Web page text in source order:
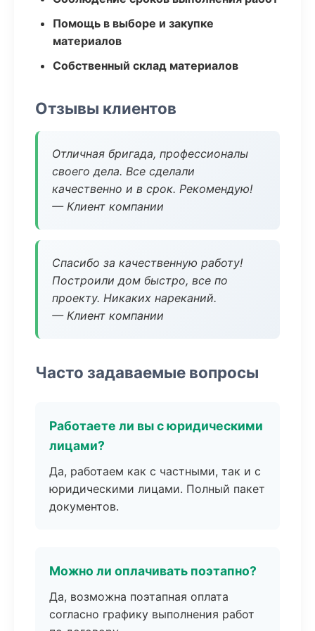
Помощь в выборе и закупке
материалов
Собственный склад материалов
Отзывы клиентов
Отличная бригада, профессионалы
своего дела. Все сделали
качественно и в срок. Рекомендую!
— Клиент компании
Спасибо за качественную работу!
Построили дом быстро, все по
проекту. Никаких нареканий.
— Клиент компании
Часто задаваемые вопросы
Работаете ли вы с юридическими
лицами?
Да, работаем как с частными, так и с
юридическими лицами. Полный пакет
документов.
Можно ли оплачивать поэтапно?
Да, возможна поэтапная оплата
согласно графику выполнения работ